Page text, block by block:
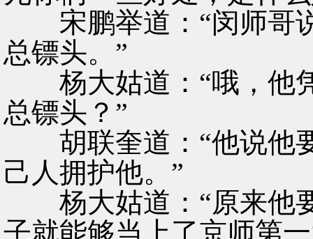
宋鹏举道：“闵师哥
总镖头。”
杨大姑道：“哦，他
总镖头？”
胡联奎道：“他说他
己人拥护他。”
杨大姑道：“原来他
子就能够当上了京师第